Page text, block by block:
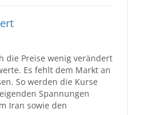
die Preise wenig verändert
Es fehlt dem Markt an
So werden die Kurse
Spannungen
Iran sowie den